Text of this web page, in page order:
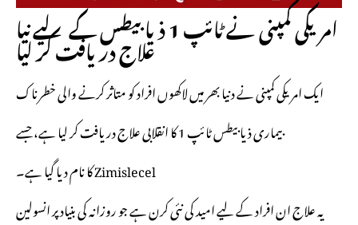
امریکی کمپنی نے ٹائپ 1 ذیابیطس کے لیے نیا
علاج دریافت کر لیا
ایک امریکی کمپنی نے دنیا بھر میں لاکھوں افراد کو متاثر کرنے والی خطرناک
بیماری ذیابیطس ٹائپ 1 کا انقلابی علاج دریافت کر لیا ہے، جسے
Zimislecel کا نام دیا گیا ہے۔
یہ علاج ان افراد کے لیے امید کی نئی کرن ہے جو روزانہ کی بنیاد پر انسولین